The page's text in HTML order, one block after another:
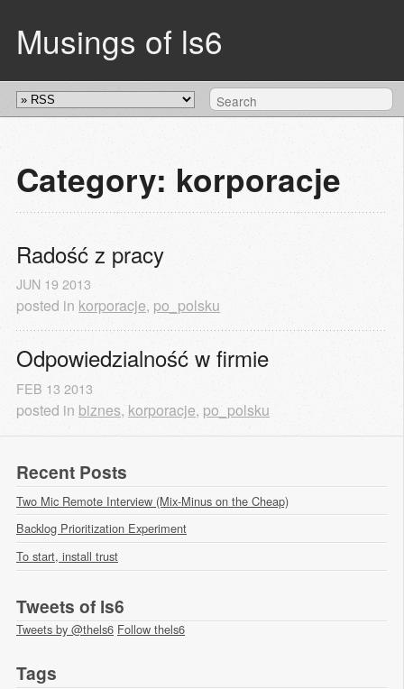
Musings of ls6
Category: korporacje
Radość z pracy
JUN 19 2013
posted in korporacje, po_polsku
Odpowiedzialność w firmie
FEB 13 2013
posted in biznes, korporacje, po_polsku
Recent Posts
Two Mic Remote Interview (Mix-Minus on the Cheap)
Backlog Prioritization Experiment
To start, install trust
Tweets of ls6
Tweets by @thels6 Follow thels6
Tags